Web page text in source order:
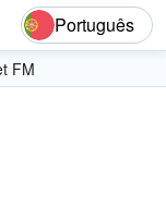
Português
FM